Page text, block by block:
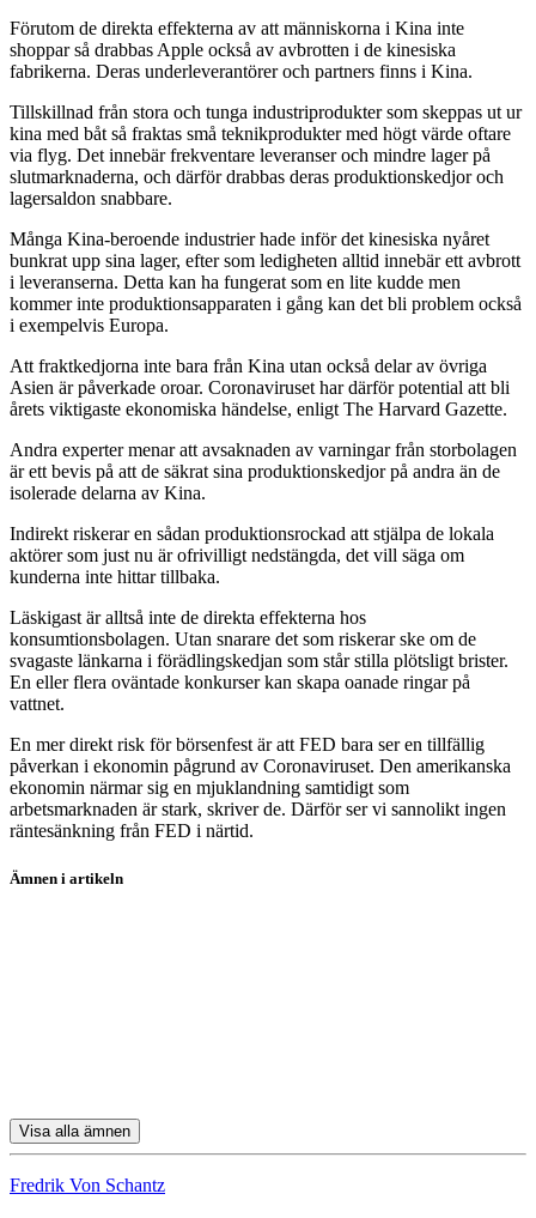
Förutom de direkta effekterna av att människorna i Kina inte
shoppar så drabbas Apple också av avbrotten i de kinesiska
fabrikerna. Deras underleverantörer och partners finns i Kina.
Tillskillnad från stora och tunga industriprodukter som skeppas ut ur
kina med båt så fraktas små teknikprodukter med högt värde oftare
via flyg. Det innebär frekventare leveranser och mindre lager på
slutmarknaderna, och därför drabbas deras produktionskedjor och
lagersaldon snabbare.
Många Kina-beroende industrier hade inför det kinesiska nyåret
bunkrat upp sina lager, efter som ledigheten alltid innebär ett avbrott
i leveranserna. Detta kan ha fungerat som en lite kudde men
kommer inte produktionsapparaten i gång kan det bli problem också
i exempelvis Europa.
Att fraktkedjorna inte bara från Kina utan också delar av övriga
Asien är påverkade oroar. Coronaviruset har därför potential att bli
årets viktigaste ekonomiska händelse, enligt The Harvard Gazette.
Andra experter menar att avsaknaden av varningar från storbolagen
är ett bevis på att de säkrat sina produktionskedjor på andra än de
isolerade delarna av Kina.
Indirekt riskerar en sådan produktionsrockad att stjälpa de lokala
aktörer som just nu är ofrivilligt nedstängda, det vill säga om
kunderna inte hittar tillbaka.
Läskigast är alltså inte de direkta effekterna hos
konsumtionsbolagen. Utan snarare det som riskerar ske om de
svagaste länkarna i förädlingskedjan som står stilla plötsligt brister.
En eller flera oväntade konkurser kan skapa oanade ringar på
vattnet.
En mer direkt risk för börsenfest är att FED bara ser en tillfällig
påverkan i ekonomin pågrund av Coronaviruset. Den amerikanska
ekonomin närmar sig en mjuklandning samtidigt som
arbetsmarknaden är stark, skriver de. Därför ser vi sannolikt ingen
räntesänkning från FED i närtid.
Ämnen i artikeln
Visa alla ämnen
Fredrik Von Schantz